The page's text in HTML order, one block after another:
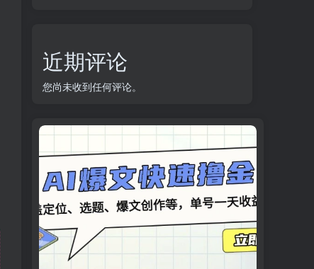
近期评论
您尚未收到任何评论。